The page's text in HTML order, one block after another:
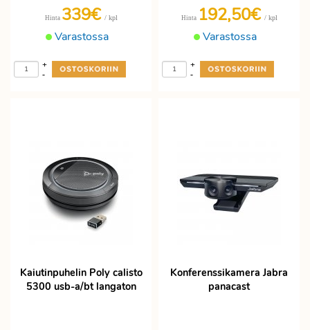
Varastossa
Hinta 339€ / kpl
-
+
Varastossa
Hinta 192,50€ / kpl
-
+
Kaiutinpuhelin Poly calisto
5300 usb-a/bt langaton
Konferenssikamera Jabra
panacast